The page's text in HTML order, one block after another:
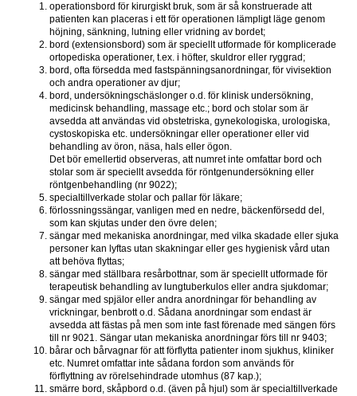
operationsbord för kirurgiskt bruk, som är så konstruerade att
patienten kan placeras i ett för operationen lämpligt läge genom
höjning, sänkning, lutning eller vridning av bordet;
bord (extensionsbord) som är speciellt utformade för komplicerade
ortopediska operationer, t.ex. i höfter, skuldror eller ryggrad;
bord, ofta försedda med fastspänningsanordningar, för vivisektion
och andra operationer av djur;
bord, undersökningschäslonger o.d. för klinisk undersökning,
medicinsk behandling, massage etc.; bord och stolar som är
avsedda att användas vid obstetriska, gynekologiska, urologiska,
cystoskopiska etc. undersökningar eller operationer eller vid
behandling av öron, näsa, hals eller ögon.
Det bör emellertid observeras, att numret inte omfattar bord och
stolar som är speciellt avsedda för röntgenundersökning eller
röntgenbehandling (nr 9022);
specialtillverkade stolar och pallar för läkare;
förlossningssängar, vanligen med en nedre, bäckenförsedd del,
som kan skjutas under den övre delen;
sängar med mekaniska anordningar, med vilka skadade eller sjuka
personer kan lyftas utan skakningar eller ges hygienisk vård utan
att behöva flyttas;
sängar med ställbara resårbottnar, som är speciellt utformade för
terapeutisk behandling av lungtuberkulos eller andra sjukdomar;
sängar med spjälor eller andra anordningar för behandling av
vrickningar, benbrott o.d. Sådana anordningar som endast är
avsedda att fästas på men som inte fast förenade med sängen förs
till nr 9021. Sängar utan mekaniska anordningar förs till nr 9403;
bårar och bårvagnar för att förflytta patienter inom sjukhus, kliniker
etc. Numret omfattar inte sådana fordon som används för
förflyttning av rörelsehindrade utomhus (87 kap.);
smärre bord, skåpbord o.d. (även på hjul) som är specialtillverkade